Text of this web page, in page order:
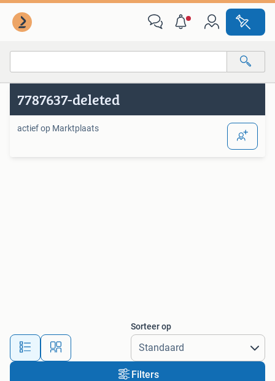
Alle afstanden…
Van deze adverteerder
7787637-deleted
actief op Marktplaats
Sorteer op
Filters